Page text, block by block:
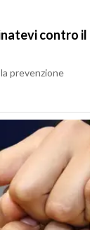
contro il
prevenzione